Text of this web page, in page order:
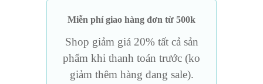
Miễn phí giao hàng đơn từ 500k
Shop giảm giá 20% tất cả sản
phẩm khi thanh toán trước (ko
giảm thêm hàng đang sale).